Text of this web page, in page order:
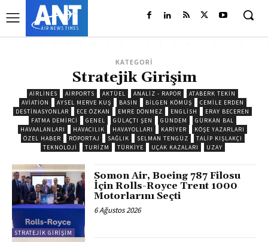
KATEGORİ
Stratejik Girişim
AIRLINES AIRPORTS AKTÜEL ANALIZ - RAPOR
ATABERK TEKİN
AVIATION
AYSEL MERVE KUŞ BASIN BILGEN KÖMÜŞ
CEMILE ERDEN
DESTINASYONLAR
ECE ÖZKAN EMRE DÖNMEZ ENGLISH
ERAY BECEREN
FATMA DEMIRCI
GENEL GÜLAÇTI ŞEN GÜNDEM
GÜRKAN BAL
HAVAALANLARI
HAVACILIK HAVAYOLLARI KARIYER
KÖŞE YAZARLARI
ÖZEL HABER
RÖPORTAJ SAĞLIK SELMAN TENGÜZ
TALIP KIŞLAKÇI
TEKNOLOJI
TURIZM TÜRKIYE UÇAK KAZALARI UZAY
STRATEJIK GIRIŞIM
Somon Air, Boeing 787 Filosu
İçin Rolls-Royce Trent 1000
Motorlarını Seçti
6 Ağustos 2026